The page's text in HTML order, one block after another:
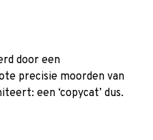
door een
precisie moorden van
een ‘copycat’ dus.